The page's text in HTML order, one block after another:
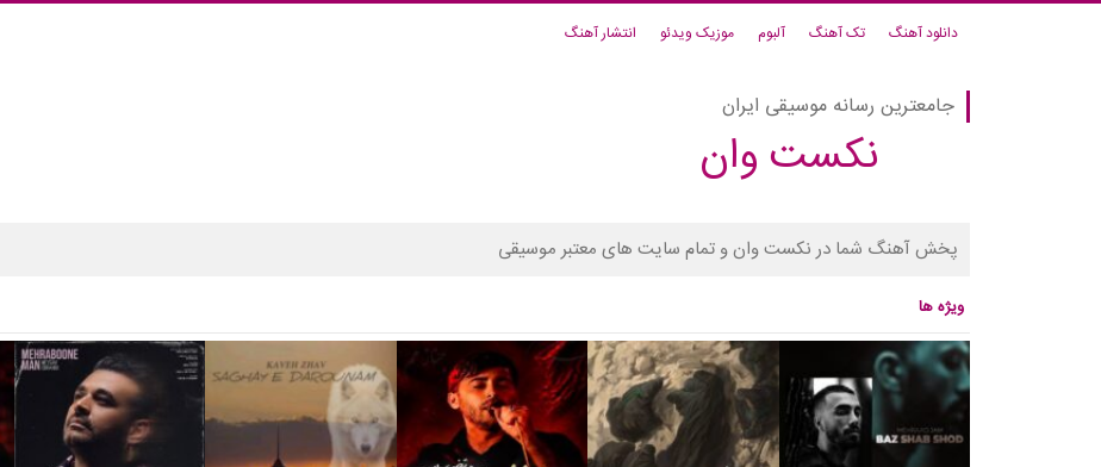
دانلود آهنگ تک آهنگ آلبوم موزیک ویدئو انتشار آهنگ
جامعترین رسانه موسیقی ایران
نکست وان
پخش آهنگ شما در نکست وان و تمام سایت های معتبر موسیقی
ویژه ها